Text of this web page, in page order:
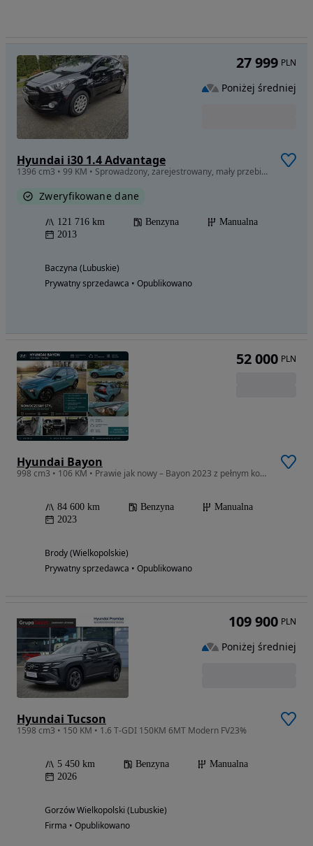
Hyundai i30 1.4 Advantage
1396 cm3 • 99 KM • Sprowadzony, zarejestrowany, mały przebieg, coupe 3 d.
Zweryfikowane dane
121 716 km Benzyna
Manualna
2013
Baczyna (Lubuskie)
Prywatny sprzedawca • Opublikowano
27 999 PLN
Poniżej średniej
Hyundai Bayon
998 cm3 • 106 KM • Prawie jak nowy – Bayon 2023 z pełnym komfortem i minimalnymi kosztami eksploatacji
84 600 km Benzyna
Manualna
2023
Brody (Wielkopolskie)
Prywatny sprzedawca • Opublikowano
52 000 PLN
Hyundai Tucson
1598 cm3 • 150 KM • 1.6 T-GDI 150KM 6MT Modern FV23%
5 450 km Benzyna
Manualna
2026
Gorzów Wielkopolski (Lubuskie)
Firma • Opublikowano
109 900 PLN
Poniżej średniej